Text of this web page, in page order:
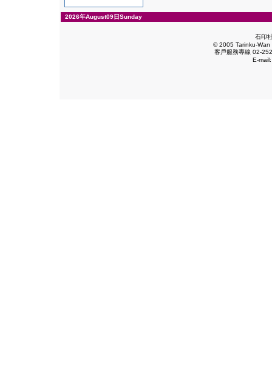
2026年August09日Sunday
石印
© 2005 Tarinku-Wan
客戶服務專線 02-
E-